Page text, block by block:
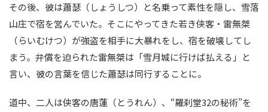
その後、彼は蕭瑟（しょうしつ）と名乗って素性を隠し、雪落
山庄で宿を営んでいた。そこにやってきた若き侠客・雷無桀
（らいむけつ）が強盗を相手に大暴れをし、宿を破壊してし
まう。弁償を迫られた雷無桀は「雪月城に行けば払える」と
言い、彼の言葉を信じた蕭瑟は同行することに。
道中、二人は侠客の唐蓮（とうれん）、“羅刹堂32の秘術”を